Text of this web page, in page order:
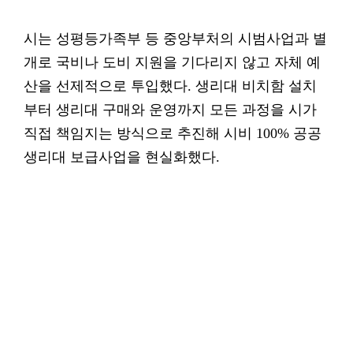
시는 성평등가족부 등 중앙부처의 시범사업과 별
개로 국비나 도비 지원을 기다리지 않고 자체 예
산을 선제적으로 투입했다. 생리대 비치함 설치
부터 생리대 구매와 운영까지 모든 과정을 시가
직접 책임지는 방식으로 추진해 시비 100% 공공
생리대 보급사업을 현실화했다.